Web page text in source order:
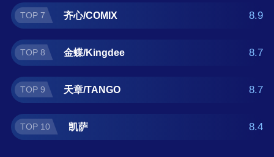
TOP 7 齐心/COMIX 8.9
TOP 8 金蝶/Kingdee 8.7
TOP 9 天章/TANGO 8.7
TOP 10 凯萨 8.4